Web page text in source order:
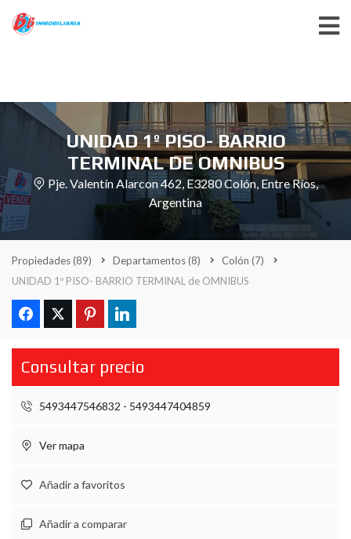
UNIDAD 1º PISO- BARRIO
TERMINAL DE OMNIBUS
Pje. Valentín Alarcon 462, E3280 Colón, Entre Ríos,
Argentina
Propiedades(89) Departamentos(8) Colón (7)
UNIDAD 1º PISO- BARRIO TERMINAL de OMNIBUS
Consultar precio
5493447546832 - 5493447404859
Ver mapa
Añadir a favoritos
Añadir a comparar